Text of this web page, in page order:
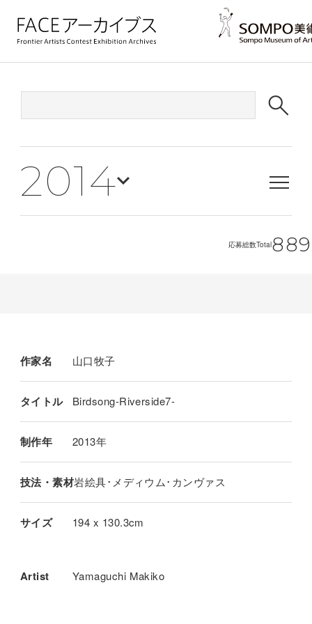
2014
応募総数Total889
作家名 山口牧子
タイトル Birdsong-Riverside7-
制作年 2013年
技法・素材岩絵具･メディウム･カンヴァス
サイズ 194 x 130.3cm
Artist Yamaguchi Makiko